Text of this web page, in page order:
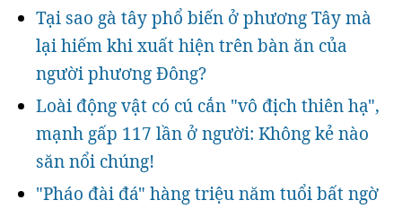
Tại sao gà tây phổ biến ở phương Tây mà
lại hiếm khi xuất hiện trên bàn ăn của
người phương Đông?
Loài động vật có cú cắn "vô địch thiên hạ",
mạnh gấp 117 lần ở người: Không kẻ nào
săn nổi chúng!
"Pháo đài đá" hàng triệu năm tuổi bất ngờ